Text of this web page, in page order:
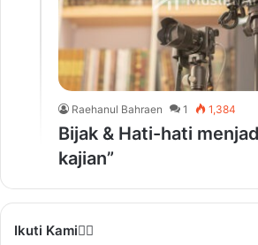
Raehanul Bahraen 1 1,384
Bijak & Hati-hati
kajian”
Ikuti Kami❤️‍🔥